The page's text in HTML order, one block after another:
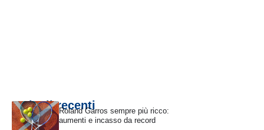
Articoli recentiRoland Garros sempre più ricco:
aumenti e incasso da record